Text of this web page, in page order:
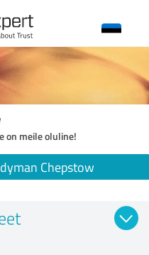
on meile oluline!
Chepstow